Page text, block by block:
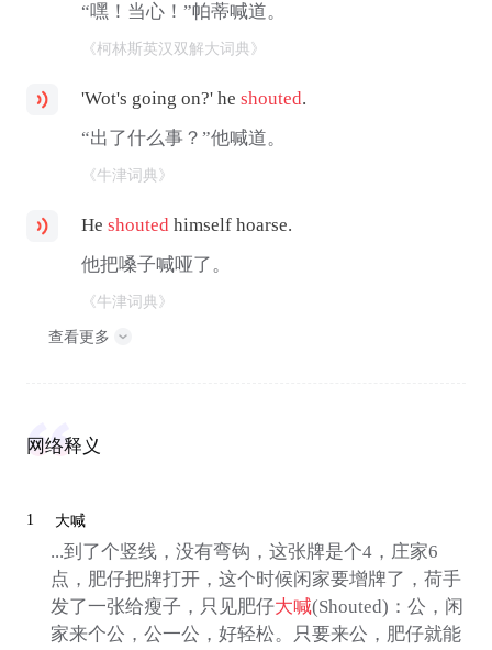
“嘿！当心！”帕蒂喊道。
《柯林斯英汉双解大词典》
'Wot's going on?' heshouted.
“出了什么事？”他喊道。
《牛津词典》
Heshouted himself hoarse.
他把嗓子喊哑了。
《牛津词典》
查看更多
网络释义
1 大喊
...到了个竖线，没有弯钩，这张牌是个4，庄家6
点，肥仔把牌打开，这个时候闲家要增牌了，荷手
发了一张给瘦子，只见肥仔大喊(Shouted)：公，闲
家来个公，公一公，好轻松。只要来公，肥仔就能